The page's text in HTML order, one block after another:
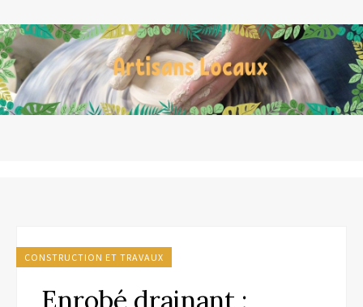
CONSTRUCTION ET TRAVAUX
Enrobé drainant :